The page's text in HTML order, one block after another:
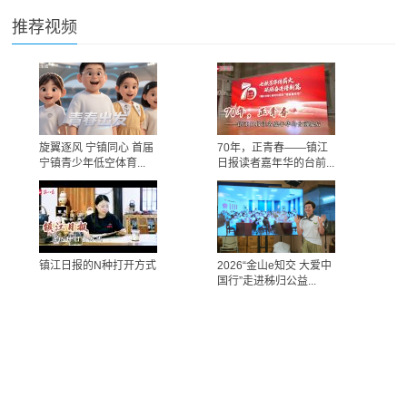
推荐视频
旋翼逐风 宁镇同心 首届
宁镇青少年低空体育...
70年，正青春——镇江
日报读者嘉年华的台前...
镇江日报的N种打开方式
2026“金山e知交 大爱中
国行”走进秭归公益...